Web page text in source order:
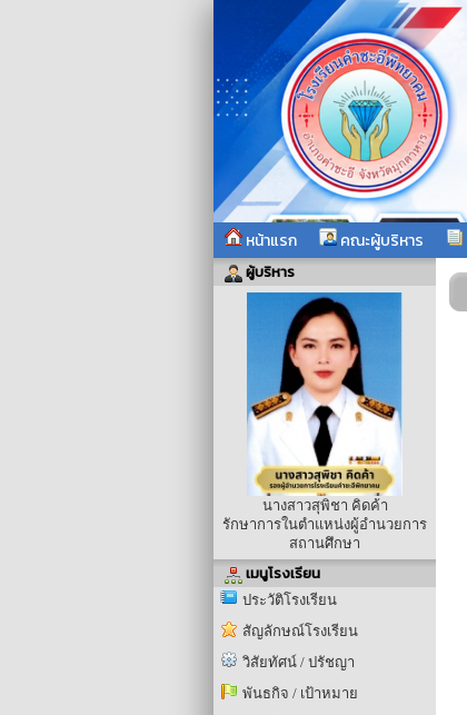
หน้าแรก คณะผู้บริหาร
ผู้บริหาร
นางสาวสุพิชา คิดค้า
รักษาการในตำแหน่งผู้อำนวยการ
สถานศึกษา
เมนูโรงเรียน
ประวัติโรงเรียน
สัญลักษณ์โรงเรียน
วิสัยทัศน์ / ปรัชญา
พันธกิจ / เป้าหมาย